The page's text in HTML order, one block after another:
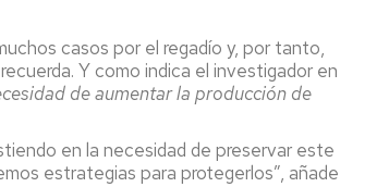
casos por el regadío y, por tanto,
Y como indica el investigador en
de aumentar la producción de
en la necesidad de preservar este
estrategias para protegerlos”, añade